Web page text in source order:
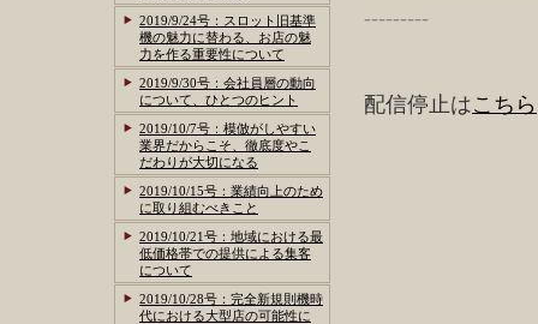
---------
配信停止はこちら
2019/9/24号：スロット旧基準
機の魅力に替わる、お店の魅
力を作る重要性について
2019/9/30号：会社員層の動向
について、ひとつのヒント
2019/10/7号：模倣がしやすい
業界だからこそ、徹底度やこ
だわりが大切になる
2019/10/15号：業績向上のため
に取り組むべきこと
2019/10/21号：地域における最
低価格帯での提供による集客
について
2019/10/28号：完全新規則機時
代における大型店の可能性に